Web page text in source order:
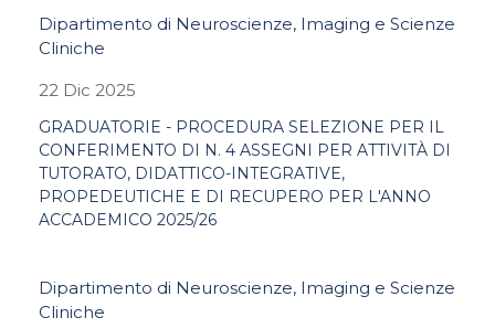
Dipartimento di Neuroscienze, Imaging e Scienze
Cliniche
22 Dic 2025
GRADUATORIE - PROCEDURA SELEZIONE PER IL
CONFERIMENTO DI N. 4 ASSEGNI PER ATTIVITÀ DI
TUTORATO, DIDATTICO-INTEGRATIVE,
PROPEDEUTICHE E DI RECUPERO PER L'ANNO
ACCADEMICO 2025/26
Dipartimento di Neuroscienze, Imaging e Scienze
Cliniche